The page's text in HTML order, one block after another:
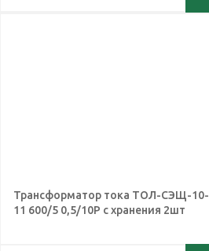
Трансформатор тока ТОЛ-СЭЩ-10-
11 600/5 0,5/10Р с хранения 2шт